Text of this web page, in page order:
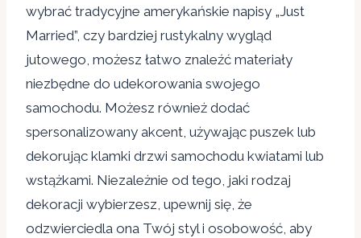
wybrać tradycyjne amerykańskie napisy „Just
Married”, czy bardziej rustykalny wygląd
jutowego, możesz łatwo znaleźć materiały
niezbędne do udekorowania swojego
samochodu. Możesz również dodać
spersonalizowany akcent, używając puszek lub
dekorując klamki drzwi samochodu kwiatami lub
wstążkami. Niezależnie od tego, jaki rodzaj
dekoracji wybierzesz, upewnij się, że
odzwierciedla ona Twój styl i osobowość, aby